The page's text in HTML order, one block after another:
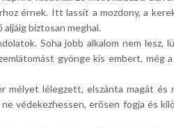
érnek. Itt lassít a mozdony, a
aljáig biztosan meghal.
Soha jobb alkalom nem
gyönge kis embert,
mélyet lélegzett, elszánta magát
védekezhessen, erősen fogja és